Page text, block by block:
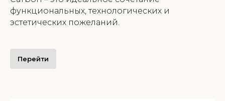
функциональных, технологических и
эстетических пожеланий.
Перейти